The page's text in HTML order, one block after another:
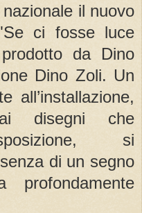
il nuovo
ci fosse luce
da Dino
Dino Zoli. Un
all’installazione,
disegni che
si
di un segno
profondamente